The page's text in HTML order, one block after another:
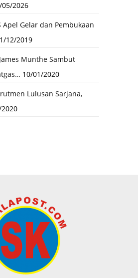
05/2026
Apel Gelar dan Pembukaan
12/2019
Munthe Sambut
10/01/2020
Lulusan Sarjana,